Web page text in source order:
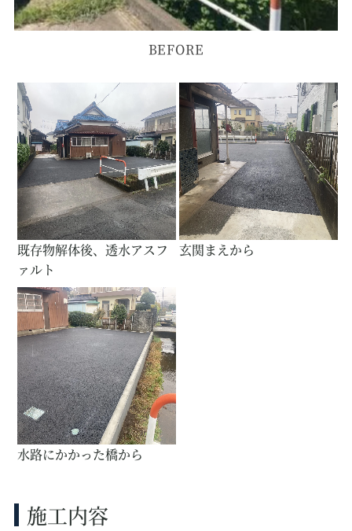
既存物解体後、透水アスフ
ァルト
玄関まえから
水路にかかった橋から
施工内容